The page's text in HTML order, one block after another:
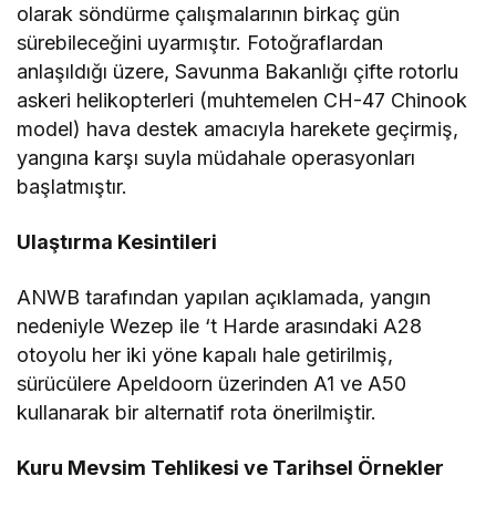
olarak söndürme çalışmalarının birkaç gün
sürebileceğini uyarmıştır. Fotoğraflardan
anlaşıldığı üzere, Savunma Bakanlığı çifte rotorlu
askeri helikopterleri (muhtemelen CH-47 Chinook
model) hava destek amacıyla harekete geçirmiş,
yangına karşı suyla müdahale operasyonları
başlatmıştır.
Ulaştırma Kesintileri
ANWB tarafından yapılan açıklamada, yangın
nedeniyle Wezep ile ‘t Harde arasındaki A28
otoyolu her iki yöne kapalı hale getirilmiş,
sürücülere Apeldoorn üzerinden A1 ve A50
kullanarak bir alternatif rota önerilmiştir.
Kuru Mevsim Tehlikesi ve Tarihsel Örnekler